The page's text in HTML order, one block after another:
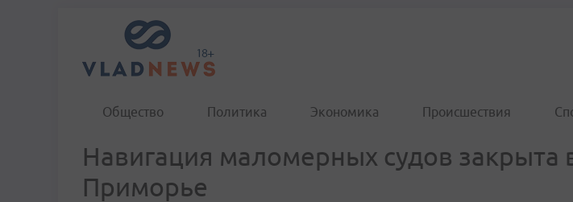
Общество Политика Экономика Происшествия
Навигация маломерных судов закрыта
Приморье